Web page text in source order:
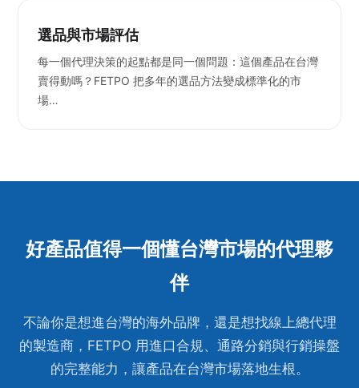
選品與市場評估
每一個代理決策的起點都是同一個問題：這個產品在台灣
賣得動嗎？FETPO 把多年的選品方法變成標準化的市
場…
好產品值得一個懂台灣市場的代理夥
伴
不論你是想進台灣的海外品牌，還是想找線上總代理
的製造商，FETPO 用進口合規、通路分銷與行銷操盤
的完整能力，讓產品在台灣市場落地生根。